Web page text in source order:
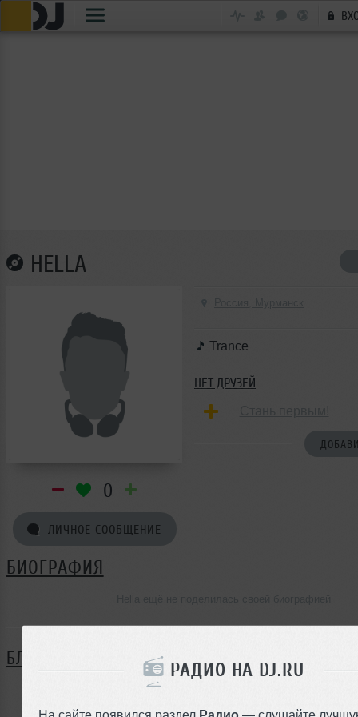
РАДИО НА DJ.RU
На сайте появился раздел Радио — слушайте
HELLA
0
ЛИЧНОЕ СООБЩЕНИЕ
Trance
НЕТ ДРУЗЕЙ
БИОГРАФИЯ
БЛОГ